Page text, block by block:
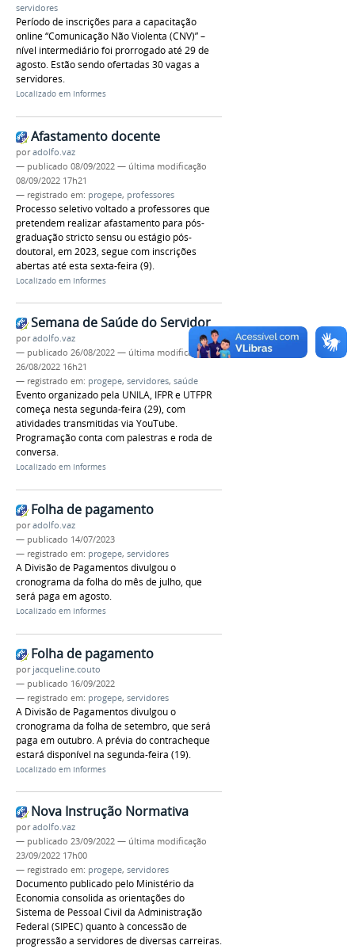
servidores
Período de inscrições para a capacitação
online “Comunicação Não Violenta (CNV)” –
nível intermediário foi prorrogado até 29 de
agosto. Estão sendo ofertadas 30 vagas a
servidores.
Localizado em Informes
Afastamento docente
poradolfo.vaz
— publicado 08/09/2022 — última modificação
08/09/2022 17h21
— registrado em: progepe, professores
Processo seletivo voltado a professores que
pretendem realizar afastamento para pós-
graduação stricto sensu ou estágio pós-
doutoral, em 2023, segue com inscrições
abertas até esta sexta-feira (9).
Localizado em Informes
Semana de Saúde do Servidor
poradolfo.vaz
— publicado 26/08/2022 — última modificação
26/08/2022 16h21
— registrado em: progepe, servidores, saúde
Evento organizado pela UNILA, IFPR e UTFPR
começa nesta segunda-feira (29), com
atividades transmitidas via YouTube.
Programação conta com palestras e roda de
conversa.
Localizado em Informes
Folha de pagamento
poradolfo.vaz
— publicado 14/07/2023
— registrado em: progepe, servidores
A Divisão de Pagamentos divulgou o
cronograma da folha do mês de julho, que
será paga em agosto.
Localizado em Informes
Folha de pagamento
por jacqueline.couto
— publicado 16/09/2022
— registrado em: progepe, servidores
A Divisão de Pagamentos divulgou o
cronograma da folha de setembro, que será
paga em outubro. A prévia do contracheque
estará disponível na segunda-feira (19).
Localizado em Informes
Nova Instrução Normativa
poradolfo.vaz
— publicado 23/09/2022 — última modificação
23/09/2022 17h00
— registrado em: progepe, servidores
Documento publicado pelo Ministério da
Economia consolida as orientações do
Sistema de Pessoal Civil da Administração
Federal (SIPEC) quanto à concessão de
progressão a servidores de diversas carreiras.